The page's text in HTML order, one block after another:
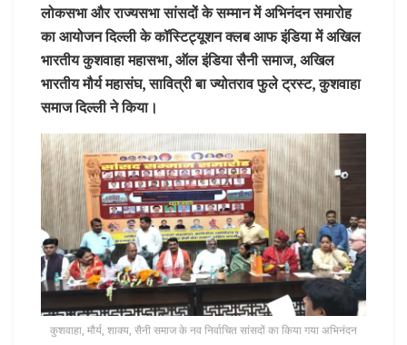
लोकसभा और राज्यसभा सांसदों के सम्मान में अभिनंदन समारोह
का आयोजन दिल्ली के कॉस्टिट्यूशन क्लब आफ इंडिया में अखिल
भारतीय कुशवाहा महासभा, ऑल इंडिया सैनी समाज, अखिल
भारतीय मौर्य महासंघ, सावित्री बा ज्योतराव फुले ट्रस्ट, कुशवाहा
समाज दिल्ली ने किया।
कुशवाहा, मौर्य, शाक्य, सैनी समाज के नव निर्वाचित सांसदों का किया गया अभिनंदन